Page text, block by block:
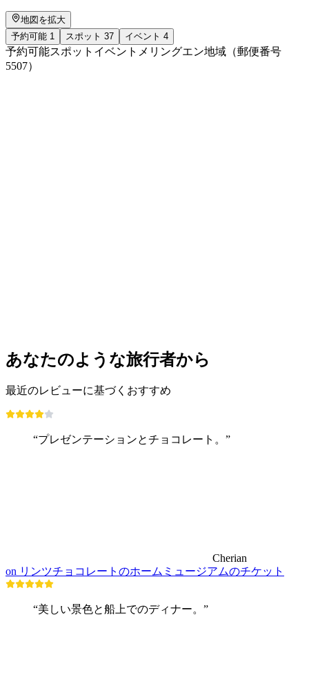
地図を拡大
予約可能 1 スポット 37 イベント 4
予約可能スポット イベント メリングエン地域（郵便番号
5507）
あなたのような旅行者から
最近のレビューに基づくおすすめ
“プレゼンテーションとチョコレート。”
Cherian
on リンツチョコレートのホームミュージアムのチケット
“美しい景色と船上でのディナー。”